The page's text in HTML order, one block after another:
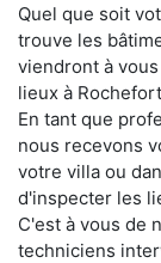
Quel que soit
trouve les
viendront à
lieux à
En tant que
nous recevons
votre villa ou
d'inspecter les
C'est à vous de
techniciens